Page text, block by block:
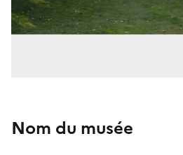
Nom du musée